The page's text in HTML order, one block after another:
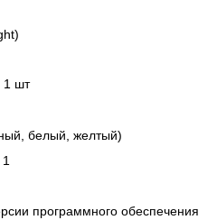
1 шт
белый, желтый)
1
программного обеспечения